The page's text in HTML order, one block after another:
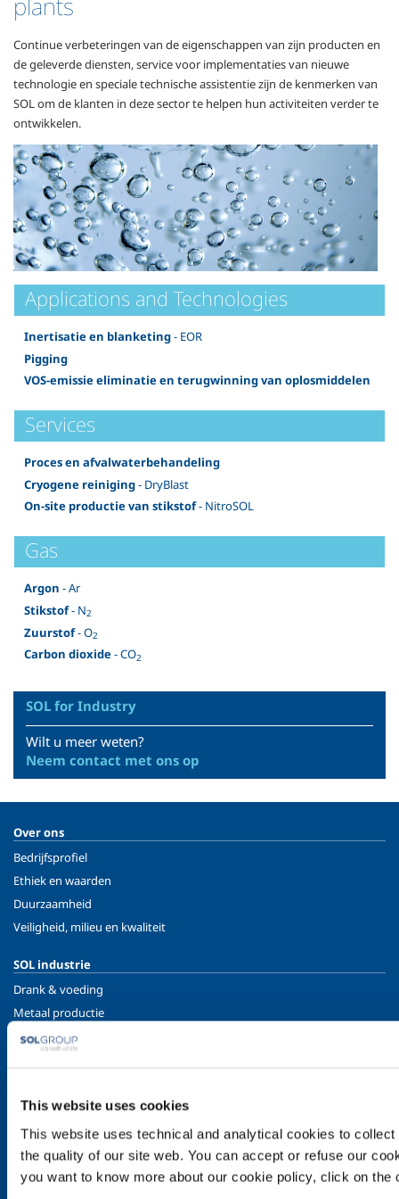
This website uses cookies
This website uses technical and analytical cookies to
the quality of our site web. You can accept or refuse our
you want to know more about our cookie policy, click on
plants
Continue verbeteringen van de eigenschappen van zijn producten en
de geleverde diensten, service voor implementaties van nieuwe
technologie en speciale technische assistentie zijn de kenmerken van
SOL om de klanten in deze sector te helpen hun activiteiten verder te
ontwikkelen.
Applications and Technologies
Inertisatie en blanketing- EOR
Pigging
VOS-emissie eliminatie en terugwinning van oplosmiddelen
Services
Proces en afvalwaterbehandeling
Cryogene reiniging- DryBlast
On-site productie van stikstof- NitroSOL
Gas
Argon - Ar
Stikstof- N2
Zuurstof- O2
Carbon dioxide- CO2
SOL for Industry
Wilt u meer weten?
Neem contact met ons op
Over ons
Bedrijfsprofiel
Ethiek en waarden
Duurzaamheid
Veiligheid, milieu en kwaliteit
SOL industrie
Drank & voeding
Metaal productie
Metaal fabricage
Energie & Milieu
Speciale Gassen
SOL medisch